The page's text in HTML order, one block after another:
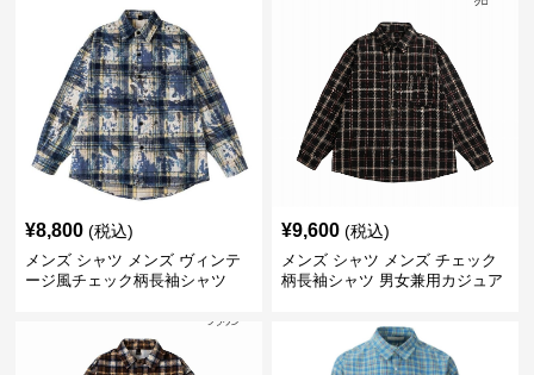
¥8,800 (税込)
メンズ シャツ メンズ ヴィンテ
ージ風チェック柄長袖シャツ
¥9,600 (税込)
メンズ シャツ メンズ チェック
柄長袖シャツ 男女兼用カジュア